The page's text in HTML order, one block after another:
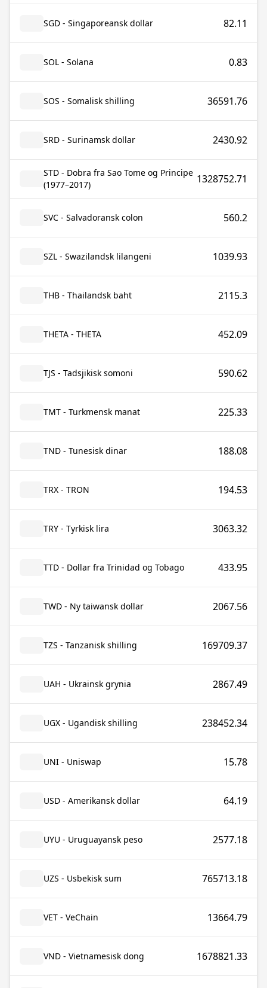
SGD - Singaporeansk dollar 82.11
SOL - Solana 0.83
SOS - Somalisk shilling 36591.76
SRD - Surinamsk dollar 2430.92
STD - Dobra fra Sao Tome og Principe
(1977–2017)
1328752.71
SVC - Salvadoransk colon 560.2
SZL - Swazilandsk lilangeni 1039.93
THB - Thailandsk baht 2115.3
THETA - THETA 452.09
TJS - Tadsjikisk somoni 590.62
TMT - Turkmensk manat 225.33
TND - Tunesisk dinar 188.08
TRX - TRON 194.53
TRY - Tyrkisk lira 3063.32
TTD - Dollar fra Trinidad og Tobago 433.95
TWD - Ny taiwansk dollar 2067.56
TZS - Tanzanisk shilling 169709.37
UAH - Ukrainsk grynia 2867.49
UGX - Ugandisk shilling 238452.34
UNI - Uniswap 15.78
USD - Amerikansk dollar 64.19
UYU - Uruguayansk peso 2577.18
UZS - Usbekisk sum 765713.18
VET - VeChain 13664.79
VND - Vietnamesisk dong 1678821.33